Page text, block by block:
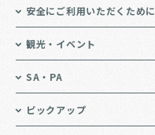
安全にご利用いただくために
観光・イベント
SA・PA
ピックアップ